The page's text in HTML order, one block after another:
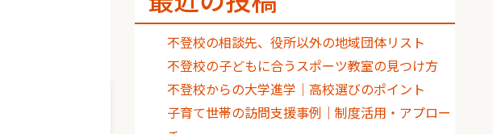
不登校の相談先、役所以外の地域団体リスト
不登校の子どもに合うスポーツ教室の見つけ方
不登校からの大学進学｜高校選びのポイント
子育て世帯の訪問支援事例｜制度活用・アプロー